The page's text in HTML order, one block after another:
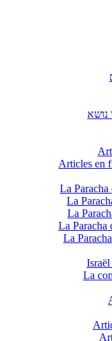
נושא
La Paracha
La
La
La Paracha
La
La